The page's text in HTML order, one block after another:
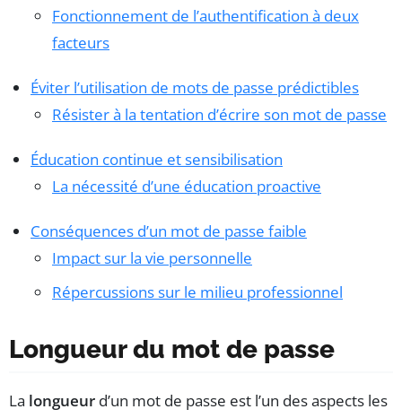
Fonctionnement de l’authentification à deux
facteurs
Éviter l’utilisation de mots de passe prédictibles
Résister à la tentation d’écrire son mot de passe
Éducation continue et sensibilisation
La nécessité d’une éducation proactive
Conséquences d’un mot de passe faible
Impact sur la vie personnelle
Répercussions sur le milieu professionnel
Longueur du mot de passe
La longueur d’un mot de passe est l’un des aspects les